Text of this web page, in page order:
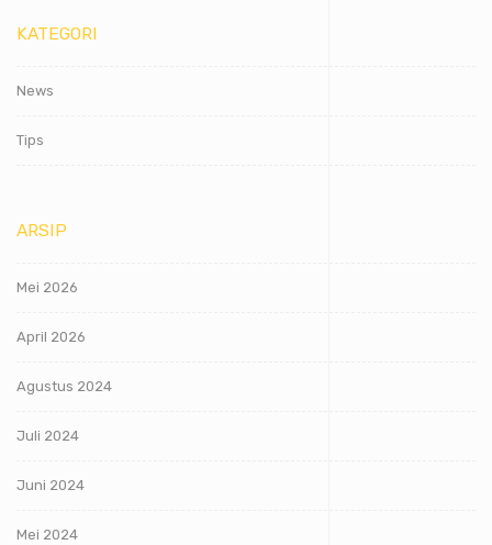
KATEGORI
News
Tips
ARSIP
Mei 2026
April 2026
Agustus 2024
Juli 2024
Juni 2024
Mei 2024